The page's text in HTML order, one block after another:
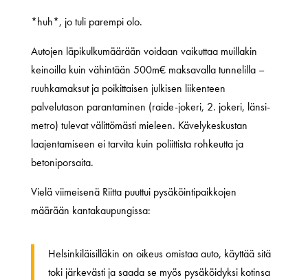
*huh*, jo tuli parempi olo.
Autojen läpikulkumäärään voidaan vaikuttaa muillakin
keinoilla kuin vähintään 500m€ maksavalla tunnelilla –
ruuhkamaksut ja poikittaisen julkisen liikenteen
palvelutason parantaminen (raide-jokeri, 2. jokeri, länsi-
metro) tulevat välittömästi mieleen. Kävelykeskustan
laajentamiseen ei tarvita kuin poliittista rohkeutta ja
betoniporsaita.
Vielä viimeisenä Riitta puuttui pysäköintipaikkojen
määrään kantakaupungissa:
Helsinkiläisilläkin on oikeus omistaa auto, käyttää sitä
toki järkevästi ja saada se myös pysäköidyksi kotinsa